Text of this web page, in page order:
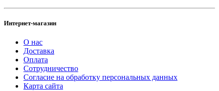
Интернет-магазин
О нас
Доставка
Оплата
Сотрудничество
Согласие на обработку персональных данных
Карта сайта